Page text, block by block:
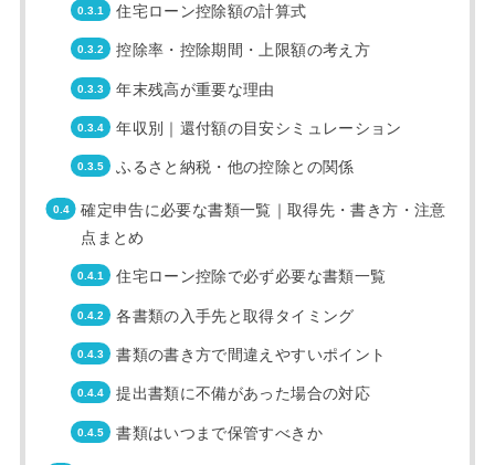
住宅ローン控除額の計算式
控除率・控除期間・上限額の考え方
年末残高が重要な理由
年収別｜還付額の目安シミュレーション
ふるさと納税・他の控除との関係
確定申告に必要な書類一覧｜取得先・書き方・注意
点まとめ
住宅ローン控除で必ず必要な書類一覧
各書類の入手先と取得タイミング
書類の書き方で間違えやすいポイント
提出書類に不備があった場合の対応
書類はいつまで保管すべきか